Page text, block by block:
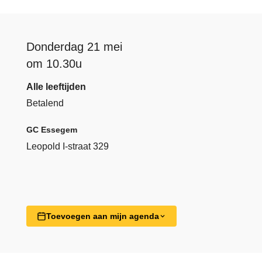
Donderdag 21 mei
om 10.30u
Alle leeftijden
Betalend
GC Essegem
Leopold I-straat 329
Toevoegen aan mijn agenda